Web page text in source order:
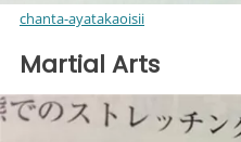
chanta-ayatakaoisii
Martial Arts